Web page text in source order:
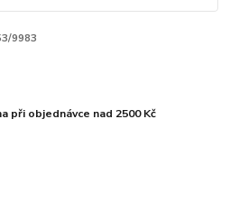
9983
při objednávce nad 2500 Kč